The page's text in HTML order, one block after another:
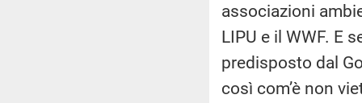
associazioni
LIPU e il WWF. E
predisposto dal
così com’è non